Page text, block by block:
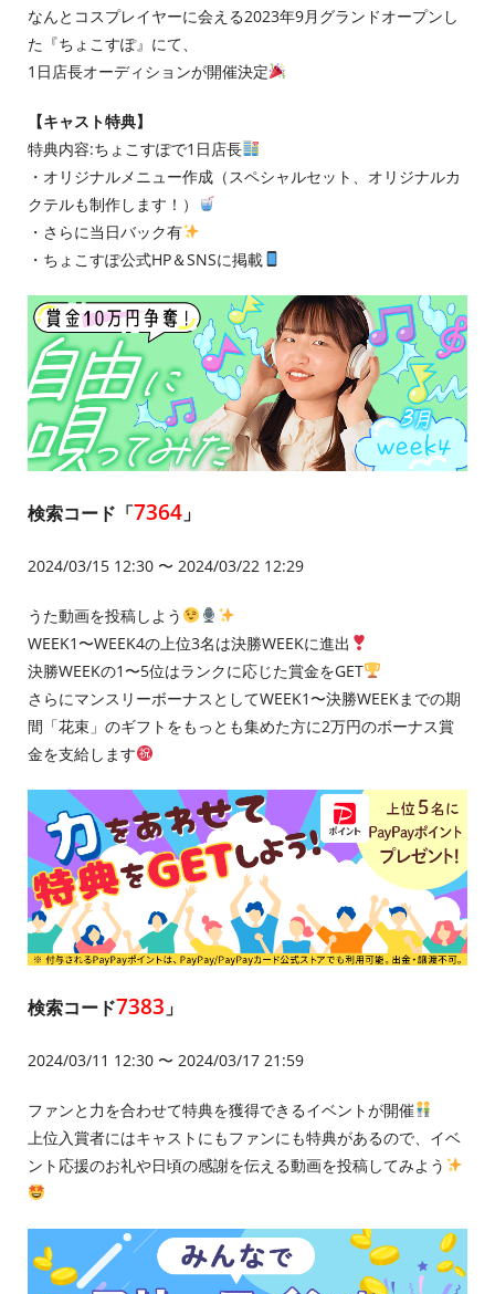
なんとコスプレイヤーに会える2023年9⽉グランドオープンし
た『ちょこすぽ』にて、
1⽇店⻑オーディションが開催決定
【キャスト特典】
特典内容:ちょこすぽで1⽇店⻑
・オリジナルメニュー作成（スペシャルセット、オリジナルカ
クテルも制作します！）
・さらに当⽇バック有
・ちょこすぽ公式HP＆SNSに掲載
検索コード「7364 」
2024/03/15 12:30 〜 2024/03/22 12:29
うた動画を投稿しよう
WEEK1〜WEEK4の上位3名は決勝WEEKに進出
決勝WEEKの1〜5位はランクに応じた賞金をGET
さらにマンスリーボーナスとしてWEEK1〜決勝WEEKまでの期
間「花束」のギフトをもっとも集めた方に2万円のボーナス賞
金を支給します
検索コード7383 」
2024/03/11 12:30 〜 2024/03/17 21:59
ファンと力を合わせて特典を獲得できるイベントが開催
上位入賞者にはキャストにもファンにも特典があるので、イベ
ント応援のお礼や日頃の感謝を伝える動画を投稿してみよう